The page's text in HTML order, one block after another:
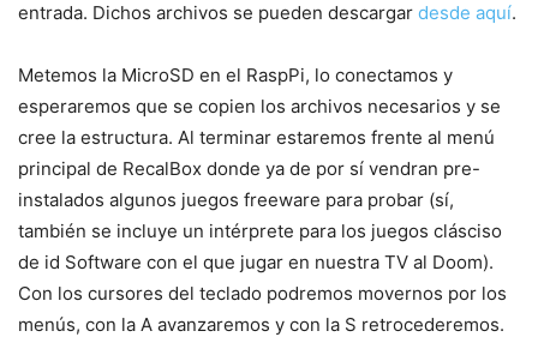
entrada. Dichos archivos se pueden descargar desde aquí.
Metemos la MicroSD en el RaspPi, lo conectamos y
esperaremos que se copien los archivos necesarios y se
cree la estructura. Al terminar estaremos frente al menú
principal de RecalBox donde ya de por sí vendran pre-
instalados algunos juegos freeware para probar (sí,
también se incluye un intérprete para los juegos clásciso
de id Software con el que jugar en nuestra TV al Doom).
Con los cursores del teclado podremos movernos por los
menús, con la A avanzaremos y con la S retrocederemos.